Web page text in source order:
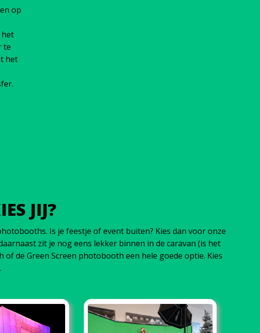
op
het
te
het
JIJ?
Is je feestje of event buiten? Kies dan voor onze
zit je nog eens lekker binnen in de caravan (is het
de Green Screen photobooth een hele goede optie. Kies